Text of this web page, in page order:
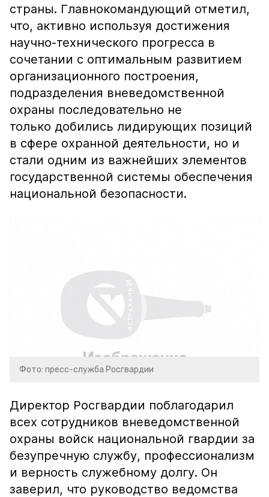
страны. Главнокомандующий отметил,
что, активно используя достижения
научно-технического прогресса в
сочетании с оптимальным развитием
организационного построения,
подразделения вневедомственной
охраны последовательно не
только добились лидирующих позиций
в сфере охранной деятельности, но и
стали одним из важнейших элементов
государственной системы обеспечения
национальной безопасности.
Фото: пресс-служба Росгвардии
Директор Росгвардии поблагодарил
всех сотрудников вневедомственной
охраны войск национальной гвардии за
безупречную службу, профессионализм
и верность служебному долгу. Он
заверил, что руководство ведомства